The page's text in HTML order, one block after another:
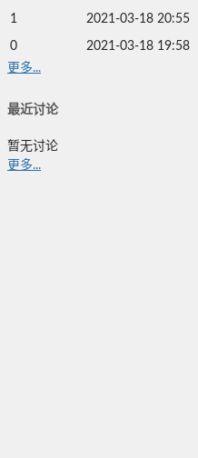
1 2021-03-18 20:55
0
2021-03-18 19:58
更多...
最近讨论
暂无讨论
更多...